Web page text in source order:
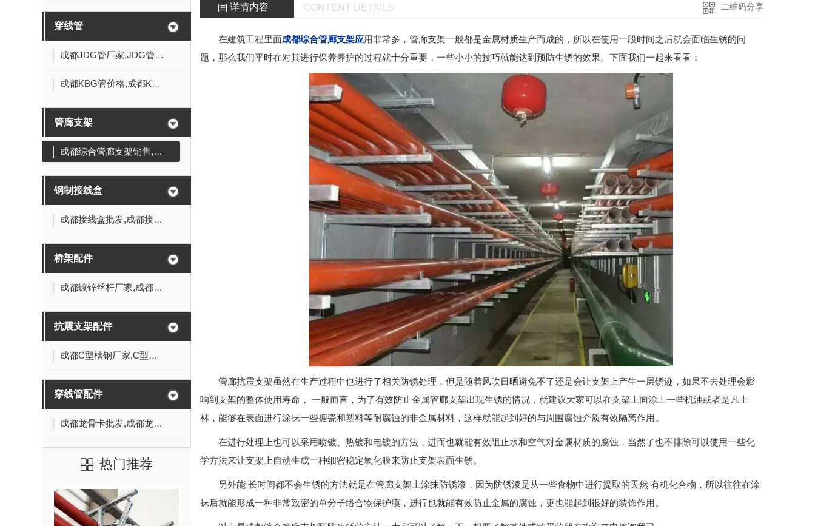
穿线管
成都JDG管厂家,JDG管销售,成都JDG管价格
成都KBG管价格,成都KBG管生产厂家
管廊支架
成都综合管廊支架销售,管廊支架批发
钢制接线盒
成都接线盒批发,成都接线盒价格
桥架配件
成都镀锌丝杆厂家,成都镀锌丝杆批发
抗震支架配件
成都C型槽钢厂家,C型槽钢价格,成都C型槽钢批发
穿线管配件
成都龙骨卡批发,成都龙骨卡价格
热门推荐
详情内容 CONTENT DETAILS 二维码分享
在建筑工程里面成都综合管廊支架应用非常多，管廊支架一般都是金属材质生产而成的，所以在使用一段时间之后就会面临生锈的问
题，那么我们平时在对其进行保养养护的过程就十分重要，一些小小的技巧就能达到预防生锈的效果。下面我们一起来看看：
管廊抗震支架虽然在生产过程中也进行了相关防锈处理，但是随着风吹日晒避免不了还是会让支架上产生一层锈迹，如果不去处理会影
响到支架的整体使用寿命， 一般而言，为了有效防止金属管廊支架出现生锈的情况，就建议大家可以在支架上面涂上一些机油或者是凡士
林，能够在表面进行涂抹一些搪瓷和塑料等耐腐蚀的非金属材料，这样就能起到好的与周围腐蚀介质有效隔离作用。
在进行处理上也可以采用喷镀、热镀和电镀的方法，进而也就能有效阻止水和空气对金属材质的腐蚀，当然了也不排除可以使用一些化
学方法来让支架上自动生成一种细密稳定氧化膜来防止支架表面生锈。
另外能 长时间都不会生锈的方法就是在管廊支架上涂抹防锈漆，因为防锈漆是从一些食物中进行提取的天然 有机化合物，所以往往在涂
抹后就能形成一种非常致密的单分子络合物保护膜，进行也就能有效防止金属的腐蚀，更也能起到很好的装饰作用。